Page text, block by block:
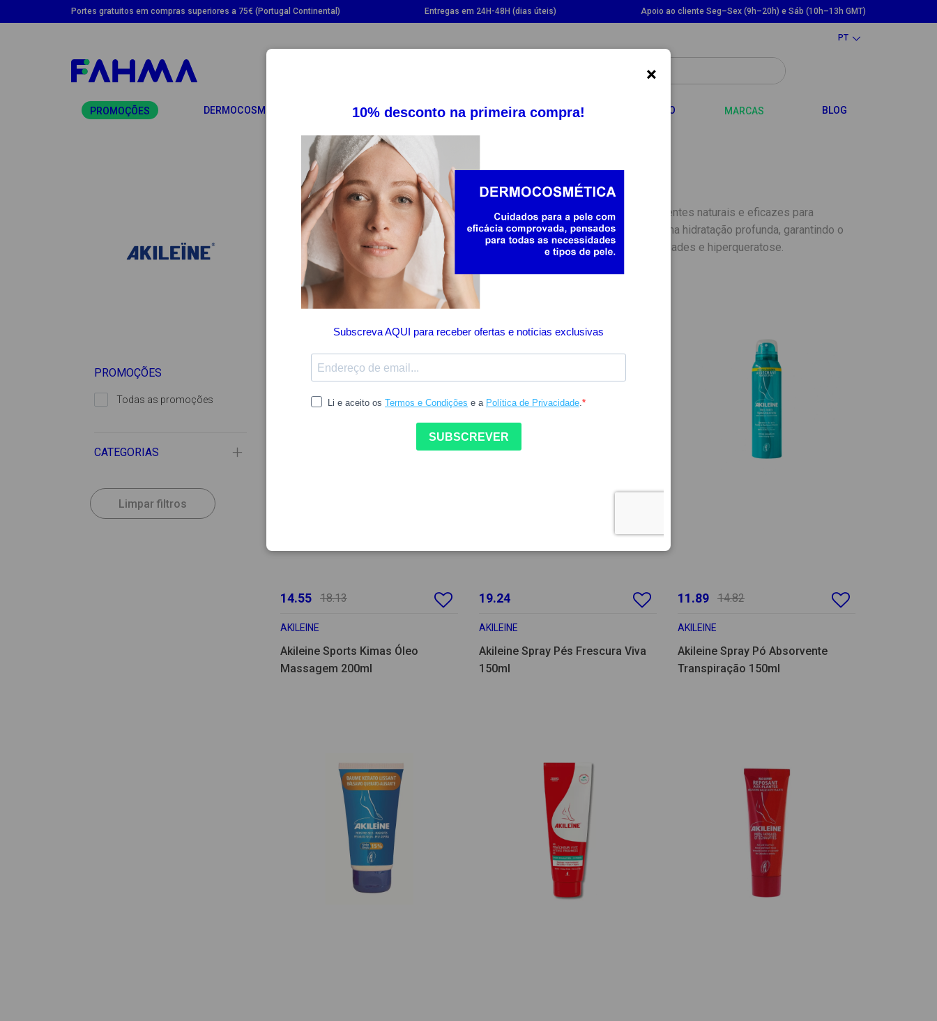
Portes gratuitos em compras superiores a 75€ (Portugal Continental) Entregas em 24H-48H (dias úteis) Apoio ao cliente Seg–Sex (9h–20h) e Sáb (10h–13h GMT)
PT
PROMOÇÕES DERMOCOSMÉTICA TOGGLE DROPDOWN
SUPLEMENTOSTOGGLE DROPDOWN
SAÚDETOGGLE DROPDOWN
BEBÉ E MAMÃ TOGGLE DROPDOWN
CABELOTOGGLE DROPDOWN
MARCAS BLOG
PROMOÇÕES
Todas as promoções
CATEGORIAS
Limpar filtros
AKILEINE
A marca Akileine oferece uma ampla variedade de produtos que contêm ingredientes naturais e eficazes para
satisfazer todas as necessidades dos seus pés. Esses produtos promovem uma hidratação profunda, garantindo o
seu bem-estar e conforto. A Akileine tem soluções para pés secos, com calosidades e hiperqueratose.
14.55 18.13
AKILEINE
Akileine Sports Kimas Óleo
Massagem 200ml
19.24
AKILEINE
Akileine Spray Pés Frescura Viva
150ml
11.89 14.82
AKILEINE
Akileine Spray Pó Absorvente
Transpiração 150ml
×